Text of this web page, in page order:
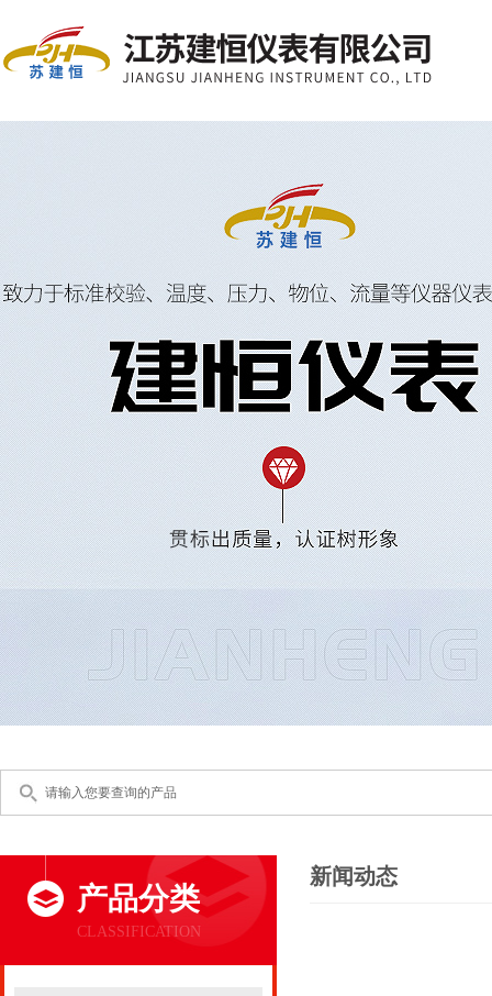
产品分类
CLASSIFICATION
新闻动态